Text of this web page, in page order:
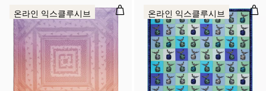
댄싱 T 스퀘어 스카프, 인피니티 모
온라인 익스클루시브 버
온라인 익스클루시브